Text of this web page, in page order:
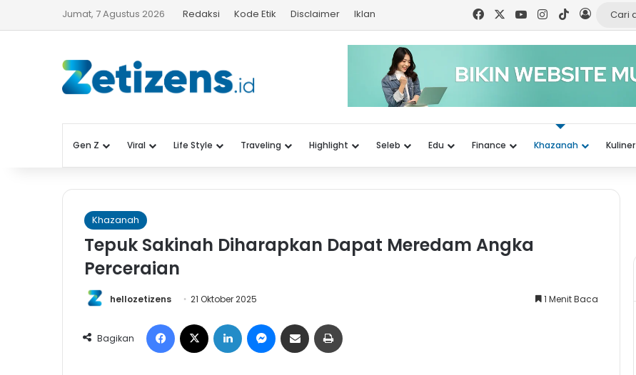
Jumat, 7 Agustus 2026 Redaksi Kode Etik Disclaimer Iklan FacebookYouTubeInstagram
TikTokLog In
Gen Z Viral Life Style Traveling Highlight Seleb Edu Finance Khazanah Kuliner
Khazanah
Tepuk Sakinah Diharapkan Dapat Meredam Angka
Perceraian
hellozetizens 21 Oktober 2025 1 Menit Baca
Bagikan
Facebook LinkedIn Messenger
Share via Email